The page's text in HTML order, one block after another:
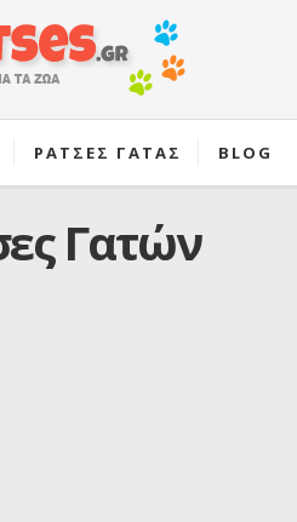
ΡΑΤΣΕΣ ΓΑΤΑΣ BLOG
Γατών